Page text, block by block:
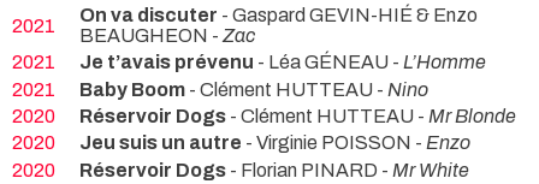
2021
On va discuter - Gaspard GEVIN-HIÉ & Enzo
BEAUGHEON - Zac
2021
Je t’avais prévenu - Léa GÉNEAU - L’Homme
2021
Baby Boom - Clément HUTTEAU - Nino
2020
Réservoir Dogs - Clément HUTTEAU - Mr Blonde
2020
Jeu suis un autre - Virginie POISSON - Enzo
2020
Réservoir Dogs - Florian PINARD - Mr White